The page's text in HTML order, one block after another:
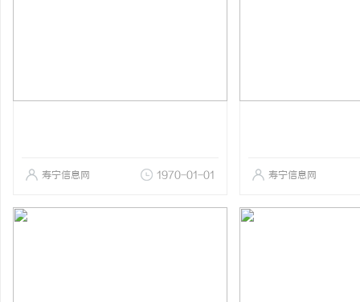
寿宁信息网 1970-01-01 寿宁信息网